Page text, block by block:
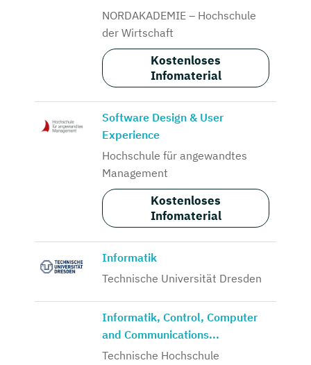
NORDAKADEMIE – Hochschule
der Wirtschaft
Kostenloses
Infomaterial
Software Design & User
Experience
Hochschule für angewandtes
Management
Kostenloses
Infomaterial
Informatik
Technische Universität Dresden
Informatik, Control, Computer
and Communications...
Technische Hochschule